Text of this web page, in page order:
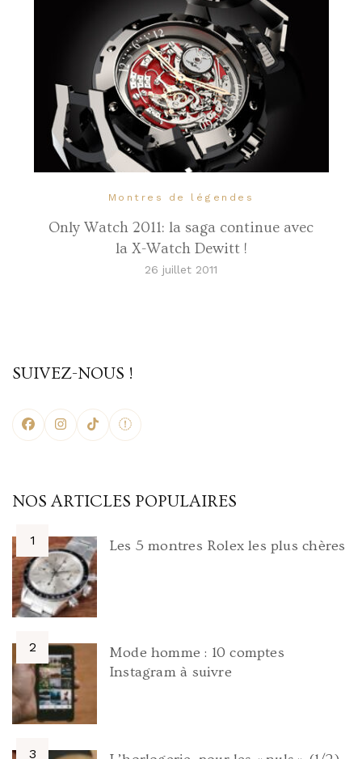
Montres de légendes
Only Watch 2011: la saga continue avec
la X-Watch Dewitt !
26 juillet 2011
SUIVEZ-NOUS !
NOS ARTICLES POPULAIRES
Les 5 montres Rolex les plus chères
Mode homme : 10 comptes
Instagram à suivre